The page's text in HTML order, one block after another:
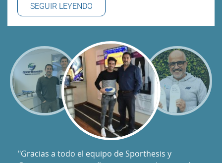
SEGUIR LEYENDO
"Gracias a todo el equipo de Sporthesis y